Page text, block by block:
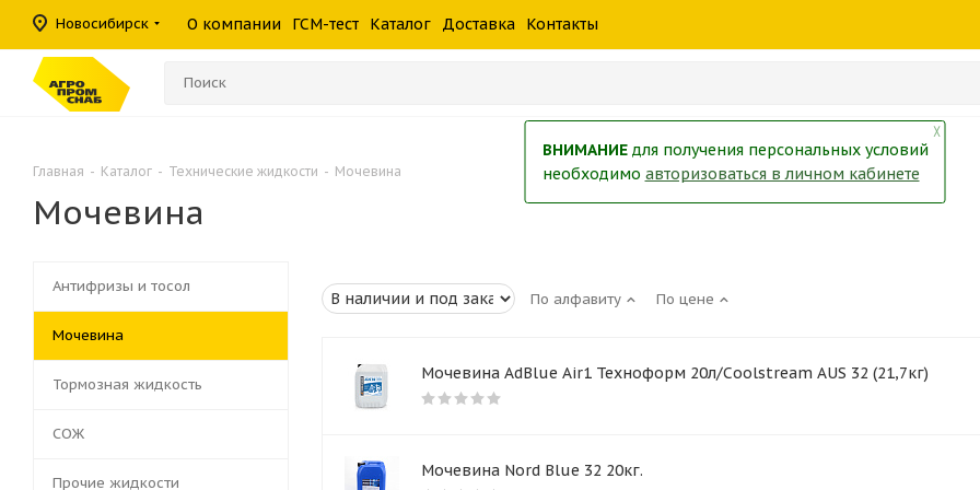
Новосибирск О компании ГСМ-тест Каталог Доставка Контакты
Консистентные
смазки
Гидравлические
фильтры
Герметики
Главная - Каталог - Технические жидкости - Мочевина
Мочевина
По алфавиту По цене
Мочевина AdBlue Air1 Техноформ 20л/Coolstream AUS 32 (21,7кг)
Мочевина Nord Blue 32 20кг.
Антифризы и тосол
Мочевина
Тормозная жидкость
СОЖ
Прочие жидкости
╳
ВНИМАНИЕдля получения персональных условий
необходимо авторизоваться в личном кабинете